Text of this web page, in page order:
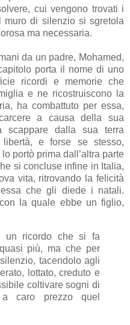
cui vengono trovati i
di silenzio si sgretola
ma necessaria.
da un padre, Mohamed,
porta il nome di uno
ricordi e memorie che
e ne ricostruiscono la
ha combattuto per essa,
a causa della sua
scappare dalla sua terra
e forse se stesso,
portò prima dall’altra parte
si concluse infine in Italia,
vita, ritrovando la felicità
che gli diede i natali.
la quale ebbe un figlio,
ricordo che si fa
più, ma che per
tacendolo agli
lottato, creduto e
coltivare sogni di
a caro prezzo quel